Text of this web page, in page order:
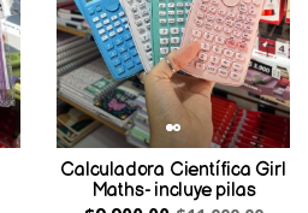
Calculadora Científica Girl
Maths- incluye pilas